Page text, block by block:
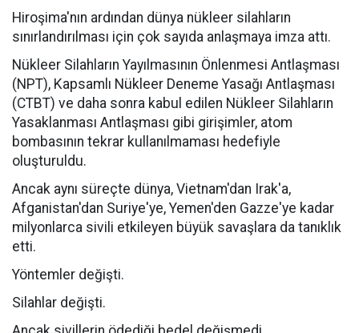
Hiroşima'nın ardından dünya nükleer silahların
sınırlandırılması için çok sayıda anlaşmaya imza attı.
Nükleer Silahların Yayılmasının Önlenmesi Antlaşması
(NPT), Kapsamlı Nükleer Deneme Yasağı Antlaşması
(CTBT) ve daha sonra kabul edilen Nükleer Silahların
Yasaklanması Antlaşması gibi girişimler, atom
bombasının tekrar kullanılmaması hedefiyle
oluşturuldu.
Ancak aynı süreçte dünya, Vietnam'dan Irak'a,
Afganistan'dan Suriye'ye, Yemen'den Gazze'ye kadar
milyonlarca sivili etkileyen büyük savaşlara da tanıklık
etti.
Yöntemler değişti.
Silahlar değişti.